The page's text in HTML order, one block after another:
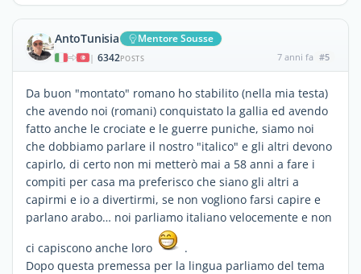
AntoTunisia Mentore Sousse
| 6342POSTS 7 anni fa #5
Da buon "montato" romano ho stabilito (nella mia testa)
che avendo noi (romani) conquistato la gallia ed avendo
fatto anche le crociate e le guerre puniche, siamo noi
che dobbiamo parlare il nostro "italico" e gli altri devono
capirlo, di certo non mi metterò mai a 58 anni a fare i
compiti per casa ma preferisco che siano gli altri a
capirmi e io a divertirmi, se non vogliono farsi capire e
parlano arabo… noi parliamo italiano velocemente e non
ci capiscono anche loro
.
Dopo questa premessa per la lingua parliamo del tema